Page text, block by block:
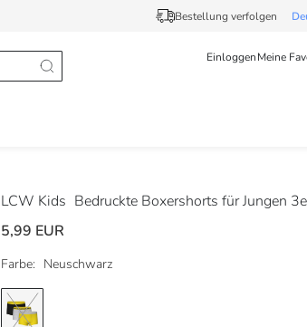
Bestellung verfolgen
EinloggenMeine
LCW Kids Bedruckte Boxershorts für Jungen
5,99 EUR
Farbe: Neuschwarz